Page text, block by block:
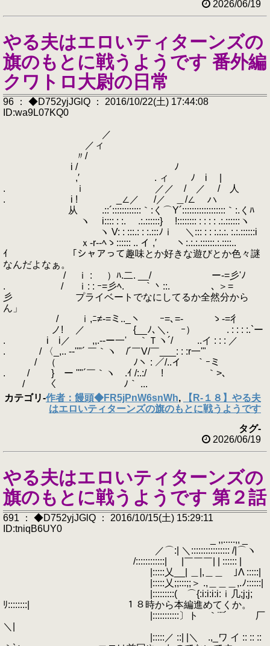
2026/06/19
やる夫はエロいティターンズの
旗のもとに戦うようです 番外編
クワトロ大尉の日常
96 ： ◆D752yjJGlQ ： 2016/10/22(土) 17:44:08
ID:wa9L07KQ0
／
／ィ
〃/
i / ﾉ
,′ . ィ ﾉ i |
. ｉ ／／ / ／ / 人
. i ! _∠／ /／ ＿/∠ ハ
从 .::´::::::::::::｀:く⌒Y´::::::::::::::::::｀:.くﾊ
ヽ i:::: : :. .:.::::::} !:::::::: : : : : .:.::::::ヽ
ヽ V: : :::.: : :.:::ﾉｉ ＼::: : : :.:.:. :.:.::::::i
ｘ‐r‐‐ﾍゝ:::::: .. イ ,′ ヽ:.:.:.::::::.:.::::..
ｲ 「シャアって趣味とか好きな遊びとか色々謎
なんだよなぁ。
/ ｉ : ）ﾊ.二. __/ ー‐=彡'ﾉ
. / ｉ: : ｰ=彡ﾍ. ｀丶::. ､ ＞=
彡 プライベートでなにしてるか全然分から
ん」
/ ｉ,ﾆ≠-=ミ.._ヽ ｰ=､=‐ ゝ-=彳
ノ! ／ {__ﾉ､＼. ｰ） . : : : :.`ー
. i i／ ,,.-‐ー一' ｀Ｔヽ´/ ..イ : : : ／
. / 〈_,.. -‐''"´ ￣｀ヽ /´￣V/￣___: : :r一'"
/ （ ﾉヽ : ／/..イ ｀ｰミ
. / } ー ''"´￣｀ヽゝ.ｲ /:.:/ ! ｀>､
/ 〈 ﾉ｀ ...
カテゴリ-作者：饅頭◆FR5jPnW6snWh,
【R-１８】やる夫
はエロいティターンズの旗のもとに戦うようです
タグ-
2026/06/19
やる夫はエロいティターンズの
旗のもとに戦うようです 第２話
691 ： ◆D752yjJGlQ ： 2016/10/15(土) 15:29:11
ID:tniqB6UY0
_ ,,.....,, _
／⌒:| ＼:::::::::::::::: /|⌒ヽ
/::::::::::::| |￣￣￣| | :::::: |
|:::::乂__| ＿|,＿＿ ｣Λ :::::|
|:::::乂;;:::;;＞ .,＿＿＿,.ﾉ::::::|
|:::::::::( ⌒{:i:i:i:i:ｉ几;j;j;
ﾘ::::::::| １８時から本編進めてくか。
|:::::::::::〕ト ｀¨¨´ 厂
＼|
|:::::／ ::| |＼ .,_ワ イ :: :: ::